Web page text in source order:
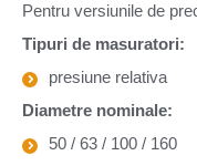
Pentru versiunile de
Tipuri de masuratori:
presiune relativa
Diametre nominale:
50 / 63 / 100 / 160